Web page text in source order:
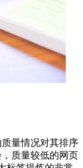
量情况对其排序
质量较低的网页